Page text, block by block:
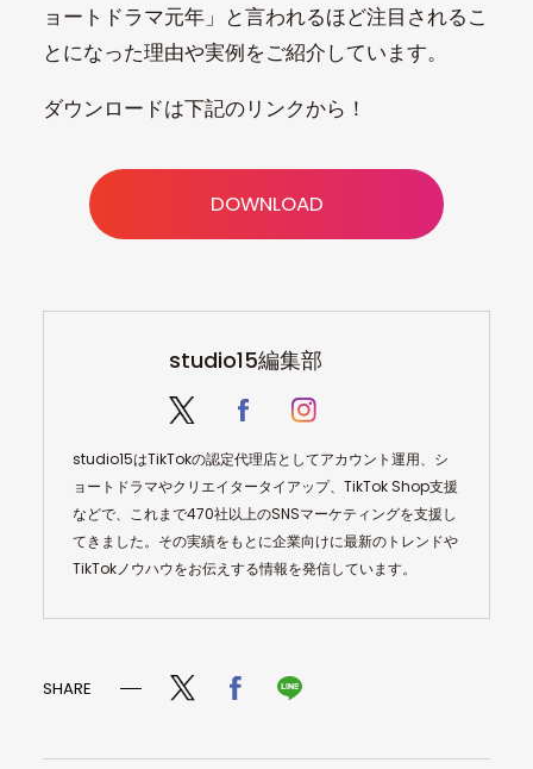
ョートドラマ元年」と言われるほど注目されるこ
とになった理由や実例をご紹介しています。
ダウンロードは下記のリンクから！
DOWNLOAD
studio15編集部
studio15はTikTokの認定代理店としてアカウント運用、シ
ョートドラマやクリエイタータイアップ、TikTok Shop支援
などで、これまで470社以上のSNSマーケティングを支援し
てきました。その実績をもとに企業向けに最新のトレンドや
TikTokノウハウをお伝えする情報を発信しています。
SHARE